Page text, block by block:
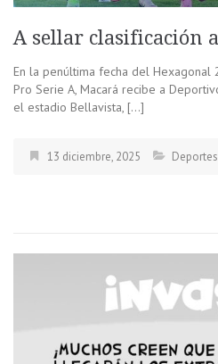
A sellar clasificación
En la penúltima fecha del Hexagonal
Pro Serie A, Macará recibe a
el estadio Bellavista, […]
13 diciembre, 2025 Deportes